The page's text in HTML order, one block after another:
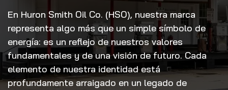
En Huron Smith Oil Co. (HSO), nuestra marca
representa algo más que un simple símbolo de
energía: es un reflejo de nuestros valores
fundamentales y de una visión de futuro. Cada
elemento de nuestra identidad está
profundamente arraigado en un legado de